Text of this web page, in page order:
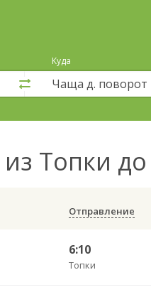
Куда
из Топки
Отправление
6:10
Топки